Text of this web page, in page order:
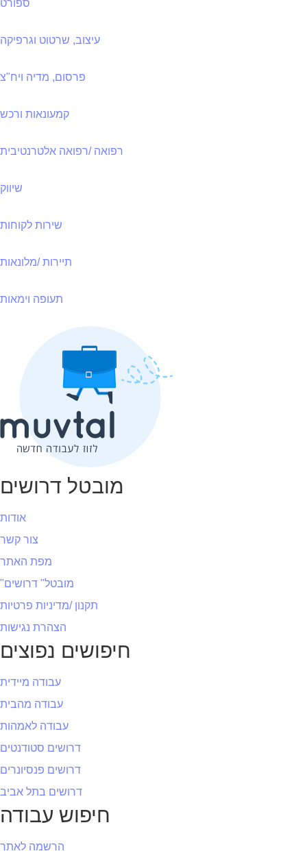
ספורט
עיצוב, שרטוט וגרפיקה
פרסום, מדיה ויח"צ
קמעונאות ורכש
רפואה /רפואה אלטרנטיבית
שיווק
שירות לקוחות
תיירות /מלונאות
תעופה וימאות
מובטל דרושים
אודות
צור קשר
מפת האתר
"מובטל" דרושים
תקנון /מדיניות פרטיות
הצהרת נגישות
חיפושים נפוצים
עבודה מיידית
עבודה מהבית
עבודה לאמהות
דרושים סטודנטים
דרושים פנסיונרים
דרושים בתל אביב
חיפוש עבודה
הרשמה לאתר